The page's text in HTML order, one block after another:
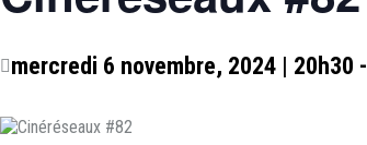
mercredi 6 novembre, 2024 | 20h30 -